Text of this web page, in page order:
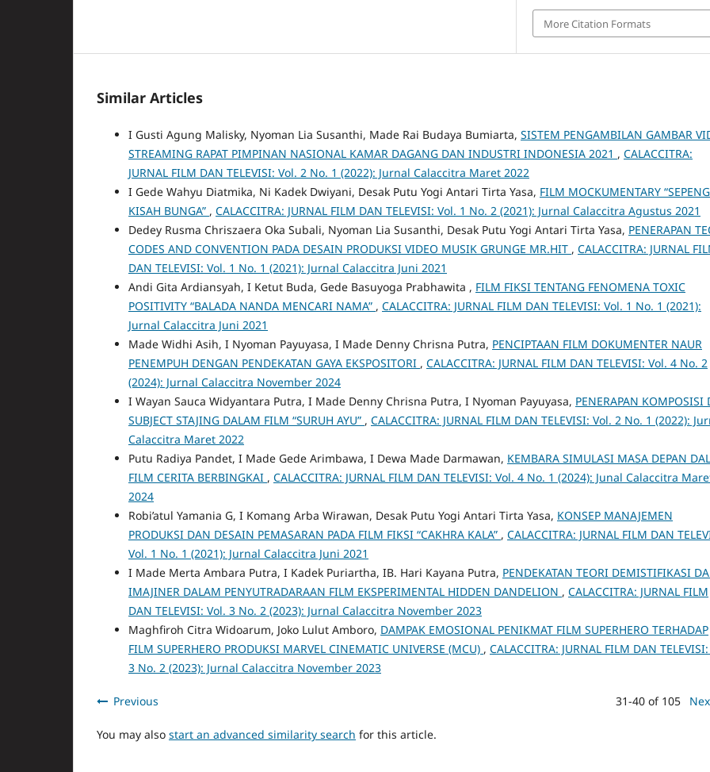
More Citation Formats
Similar Articles
I Gusti Agung Malisky, Nyoman Lia Susanthi, Made Rai Budaya Bumiarta, SISTEM PENGAMBILAN GAMBAR
STREAMING RAPAT PIMPINAN NASIONAL KAMAR DAGANG DAN INDUSTRI INDONESIA 2021 , CALACCITRA:
JURNAL FILM DAN TELEVISI: Vol. 2 No. 1 (2022): Jurnal Calaccitra Maret 2022
I Gede Wahyu Diatmika, Ni Kadek Dwiyani, Desak Putu Yogi Antari Tirta Yasa, FILM MOCKUMENTARY
KISAH BUNGA” , CALACCITRA: JURNAL FILM DAN TELEVISI: Vol. 1 No. 2 (2021): Jurnal Calaccitra Agustus 2021
Dedey Rusma Chriszaera Oka Subali, Nyoman Lia Susanthi, Desak Putu Yogi Antari Tirta Yasa, PENERAPAN
CODES AND CONVENTION PADA DESAIN PRODUKSI VIDEO MUSIK GRUNGE MR.HIT , CALACCITRA: JURNAL
DAN TELEVISI: Vol. 1 No. 1 (2021): Jurnal Calaccitra Juni 2021
Andi Gita Ardiansyah, I Ketut Buda, Gede Basuyoga Prabhawita , FILM FIKSI TENTANG FENOMENA TOXIC
POSITIVITY “BALADA NANDA MENCARI NAMA” , CALACCITRA: JURNAL FILM DAN TELEVISI: Vol. 1 No. 1 (2021):
Jurnal Calaccitra Juni 2021
Made Widhi Asih, I Nyoman Payuyasa, I Made Denny Chrisna Putra, PENCIPTAAN FILM DOKUMENTER NAUR
PENEMPUH DENGAN PENDEKATAN GAYA EKSPOSITORI , CALACCITRA: JURNAL FILM DAN TELEVISI: Vol. 4 No. 2
(2024): Jurnal Calaccitra November 2024
I Wayan Sauca Widyantara Putra, I Made Denny Chrisna Putra, I Nyoman Payuyasa, PENERAPAN KOMPOSISI
SUBJECT STAJING DALAM FILM “SURUH AYU” , CALACCITRA: JURNAL FILM DAN TELEVISI: Vol. 2 No. 1 (2022):
Calaccitra Maret 2022
Putu Radiya Pandet, I Made Gede Arimbawa, I Dewa Made Darmawan, KEMBARA SIMULASI MASA DEPAN
FILM CERITA BERBINGKAI , CALACCITRA: JURNAL FILM DAN TELEVISI: Vol. 4 No. 1 (2024): Junal Calaccitra
2024
Robi’atul Yamania G, I Komang Arba Wirawan, Desak Putu Yogi Antari Tirta Yasa, KONSEP MANAJEMEN
PRODUKSI DAN DESAIN PEMASARAN PADA FILM FIKSI “CAKHRA KALA” , CALACCITRA: JURNAL FILM DAN
Vol. 1 No. 1 (2021): Jurnal Calaccitra Juni 2021
I Made Merta Ambara Putra, I Kadek Puriartha, IB. Hari Kayana Putra, PENDEKATAN TEORI DEMISTIFIKASI
IMAJINER DALAM PENYUTRADARAAN FILM EKSPERIMENTAL HIDDEN DANDELION , CALACCITRA: JURNAL FILM
DAN TELEVISI: Vol. 3 No. 2 (2023): Jurnal Calaccitra November 2023
Maghfiroh Citra Widoarum, Joko Lulut Amboro, DAMPAK EMOSIONAL PENIKMAT FILM SUPERHERO TERHADAP
FILM SUPERHERO PRODUKSI MARVEL CINEMATIC UNIVERSE (MCU) , CALACCITRA: JURNAL FILM DAN
3 No. 2 (2023): Jurnal Calaccitra November 2023
Previous 31-40 of 105
You may also start an advanced similarity search for this article.